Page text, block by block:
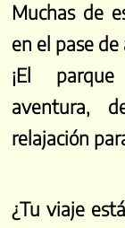
Muchas de
en el pase
¡El
aventura,
relajación
¿Tu viaje